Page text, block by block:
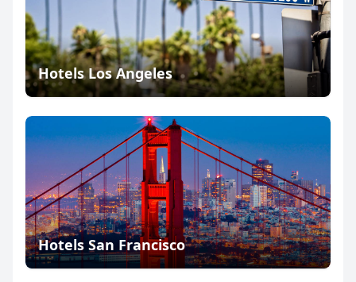
Hotels Los Angeles
Hotels San Francisco